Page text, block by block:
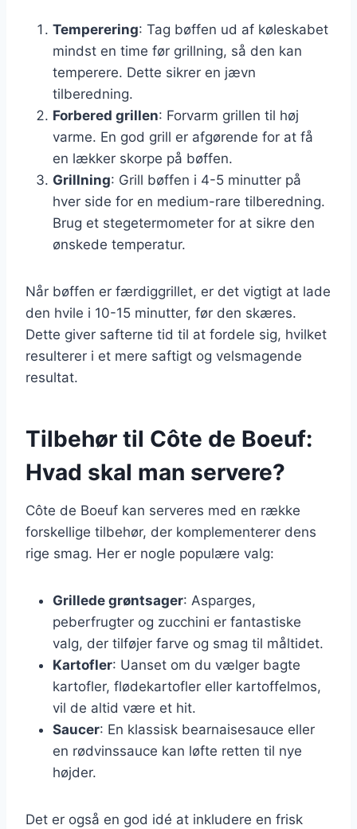
Temperering: Tag bøffen ud af køleskabet
mindst en time før grillning, så den kan
temperere. Dette sikrer en jævn
tilberedning.
Forbered grillen: Forvarm grillen til høj
varme. En god grill er afgørende for at få
en lækker skorpe på bøffen.
Grillning: Grill bøffen i 4-5 minutter på
hver side for en medium-rare tilberedning.
Brug et stegetermometer for at sikre den
ønskede temperatur.
Når bøffen er færdiggrillet, er det vigtigt at lade
den hvile i 10-15 minutter, før den skæres.
Dette giver safterne tid til at fordele sig, hvilket
resulterer i et mere saftigt og velsmagende
resultat.
Tilbehør til Côte de Boeuf:
Hvad skal man servere?
Côte de Boeuf kan serveres med en række
forskellige tilbehør, der komplementerer dens
rige smag. Her er nogle populære valg:
Grillede grøntsager: Asparges,
peberfrugter og zucchini er fantastiske
valg, der tilføjer farve og smag til måltidet.
Kartofler: Uanset om du vælger bagte
kartofler, flødekartofler eller kartoffelmos,
vil de altid være et hit.
Saucer: En klassisk bearnaisesauce eller
en rødvinssauce kan løfte retten til nye
højder.
Det er også en god idé at inkludere en frisk